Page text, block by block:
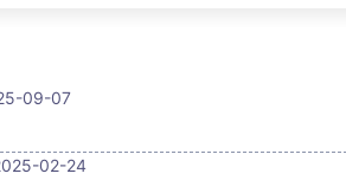
09-07
02-24